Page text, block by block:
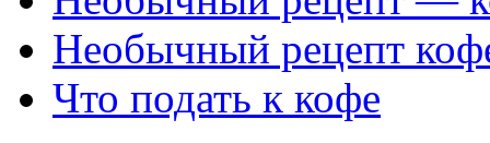
Необычный рецепт
Что подать к кофе